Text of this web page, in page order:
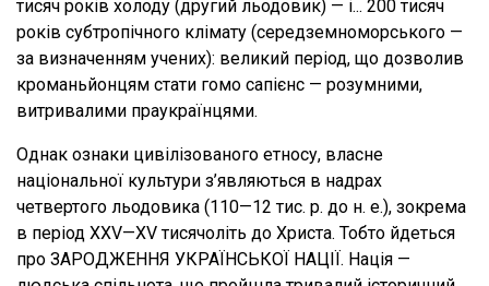
тисяч років холоду (другий льодовик) — і... 200 тисяч
років субтропічного клімату (середземноморського —
за визначенням учених): великий період, що дозволив
кроманьйонцям стати гомо сапієнс — розумними,
витривалими праукраїнцями.
Однак ознаки цивілізованого етносу, власне
національної культури з’являються в надрах
четвертого льодовика (110—12 тис. р. до н. е.), зокрема
в період XXV—XV тисячоліть до Христа. Тобто йдеться
про ЗАРОДЖЕННЯ УКРАЇНСЬКОЇ НАЦІЇ. Нація —